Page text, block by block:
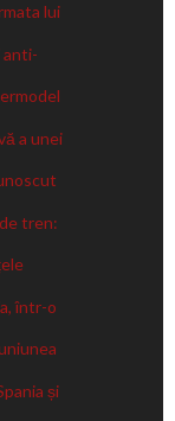
lui
anti-
a unei
tren:
într-o
și